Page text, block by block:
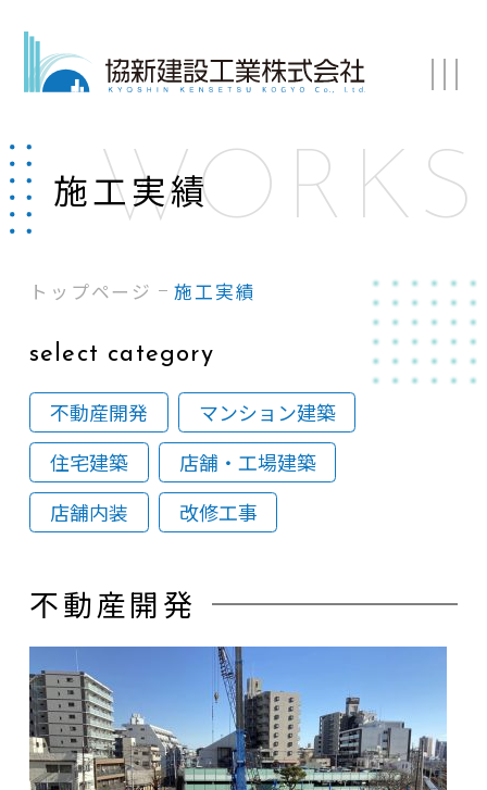
施工実績
トップページ 施工実績
select category
不動産開発
マンション建築
住宅建築
店舗・工場建築
店舗内装
改修工事
不動産開発